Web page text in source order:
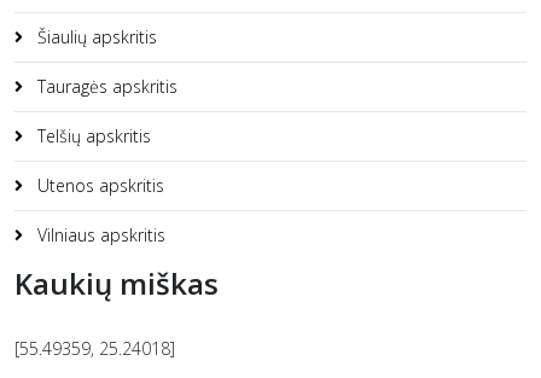
Šiaulių apskritis
Tauragės apskritis
Telšių apskritis
Utenos apskritis
Vilniaus apskritis
Kaukių miškas
[55.49359, 25.24018]